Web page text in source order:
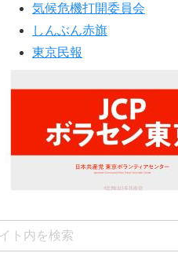
気候危機打開委員会
しんぶん赤旗
東京民報